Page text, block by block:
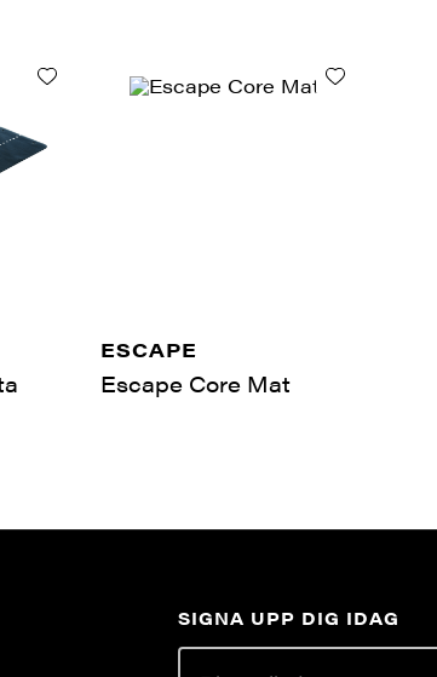
ESCAPE
Escape Core Mat
SIGNA UPP DIG IDAG